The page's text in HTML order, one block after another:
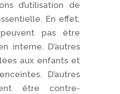
d’utilisation de
En effet,
pas être
interne. D’autres
aux enfants et
D’autres
être contre-